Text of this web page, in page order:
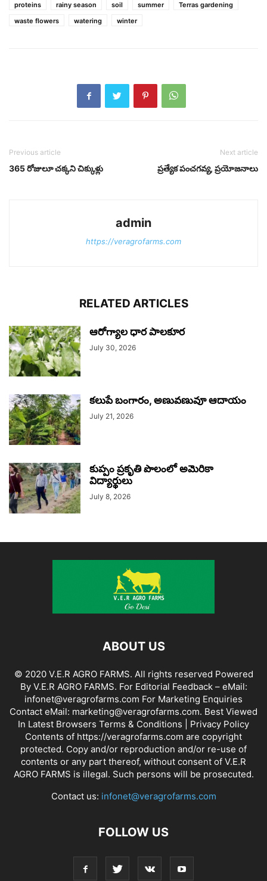
proteins
rainy season soil summer
Terras gardening
waste flowers
watering winter
Previous article
365 రోజులూ చక్కని చిక్కుళ్లు
Next article
ప్రత్యేక పంచగవ్య, ప్రయోజనాలు
admin
https://veragrofarms.com
RELATED ARTICLES
ఆరోగ్యాల ధార పాలకూర
July 30, 2026
కలుపే బంగారం, అణువణువూ ఆదాయం
July 21, 2026
కుప్పం ప్రకృతి పొలంలో అమెరికా
విద్యార్థులు
July 8, 2026
ABOUT US
© 2020 V.E.R AGRO FARMS. All rights reserved Powered
By V.E.R AGRO FARMS. For Editorial Feedback – eMail:
infonet@veragrofarms.com For Marketing Enquiries
Contact eMail: marketing@veragrofarms.com. Best Viewed
In Latest Browsers Terms & Conditions | Privacy Policy
Contents of https://veragrofarms.com are copyright
protected. Copy and/or reproduction and/or re-use of
contents or any part thereof, without consent of V.E.R
AGRO FARMS is illegal. Such persons will be prosecuted.
Contact us: infonet@veragrofarms.com
FOLLOW US